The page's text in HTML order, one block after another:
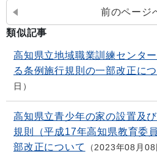
前のページ
類似記事
高知県立地域職業訓練センタ
る条例施行規則の一部改正に
日
高知県立青少年の家の設置及
規則（平成17年高知県教育委
部改正について
2023年08月08